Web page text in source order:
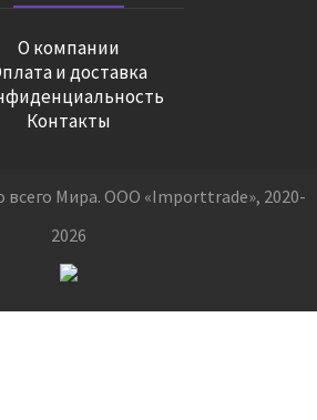
О компании
и доставка
Контакты
Мира. ООО «Importtrade», 2020-
2026